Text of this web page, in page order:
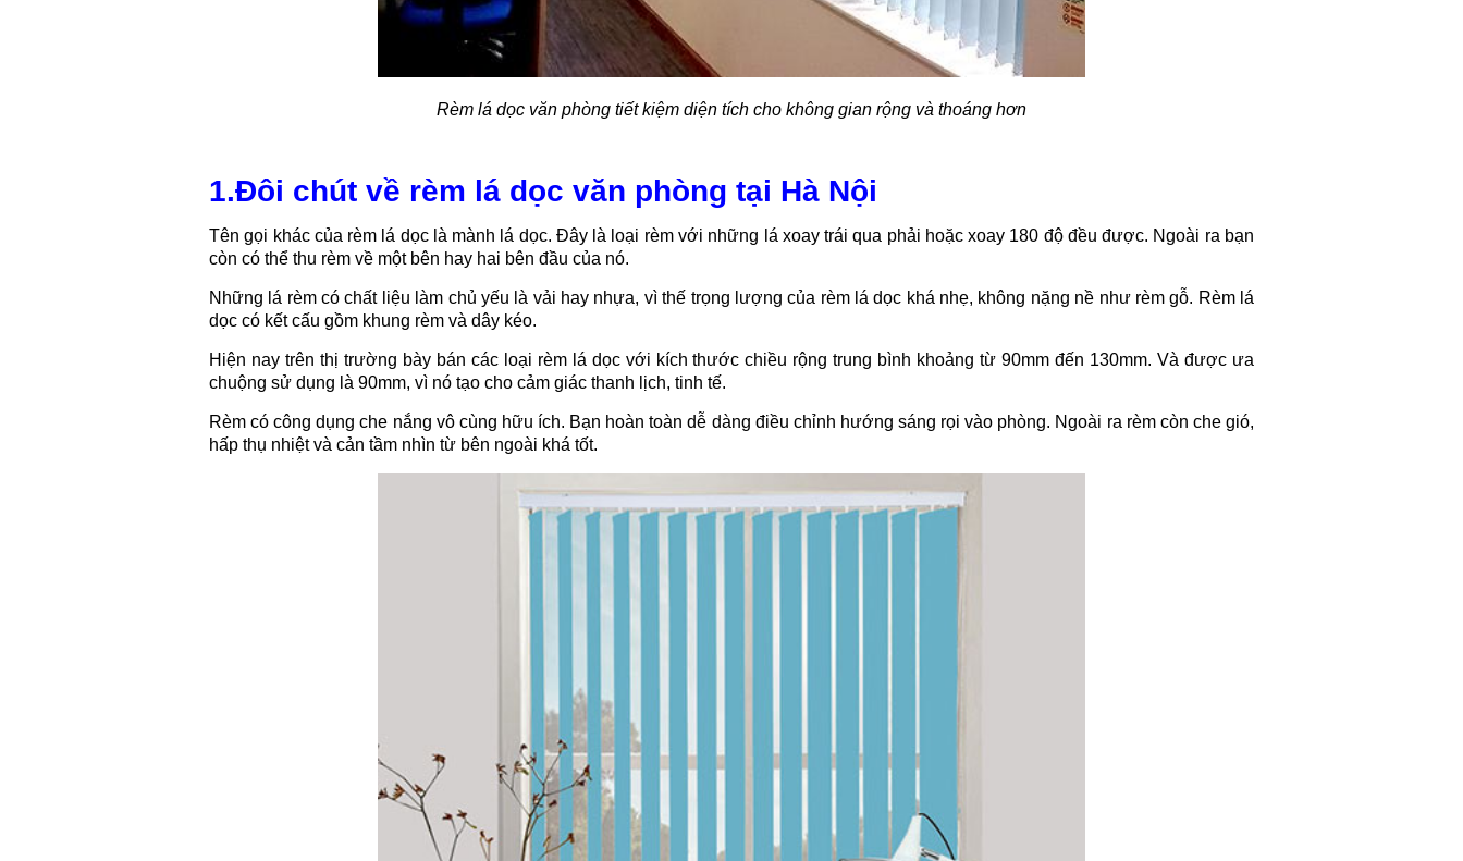
Rèm lá dọc văn phòng tiết kiệm diện tích cho không gian rộng và thoáng hơn
1.Đôi chút về rèm lá dọc văn phòng tại Hà Nội
Tên gọi khác của rèm lá dọc là mành lá dọc. Đây là loại rèm với những lá xoay trái qua phải hoặc xoay 180 độ đều được. Ngoài ra bạn
còn có thể thu rèm về một bên hay hai bên đầu của nó.
Những lá rèm có chất liệu làm chủ yếu là vải hay nhựa, vì thế trọng lượng của rèm lá dọc khá nhẹ, không nặng nề như rèm gỗ. Rèm lá
dọc có kết cấu gồm khung rèm và dây kéo.
Hiện nay trên thị trường bày bán các loại rèm lá dọc với kích thước chiều rộng trung bình khoảng từ 90mm đến 130mm. Và được ưa
chuộng sử dụng là 90mm, vì nó tạo cho cảm giác thanh lịch, tinh tế.
Rèm có công dụng che nắng vô cùng hữu ích. Bạn hoàn toàn dễ dàng điều chỉnh hướng sáng rọi vào phòng. Ngoài ra rèm còn che gió,
hấp thụ nhiệt và cản tầm nhìn từ bên ngoài khá tốt.